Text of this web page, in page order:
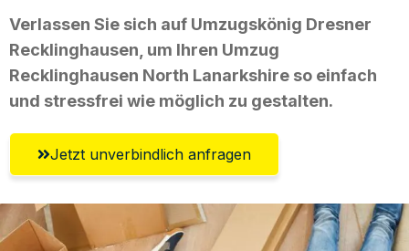
Verlassen Sie sich auf Umzugskönig Dresner
Recklinghausen, um Ihren Umzug
Recklinghausen North Lanarkshire so einfach
und stressfrei wie möglich zu gestalten.
Jetzt unverbindlich anfragen